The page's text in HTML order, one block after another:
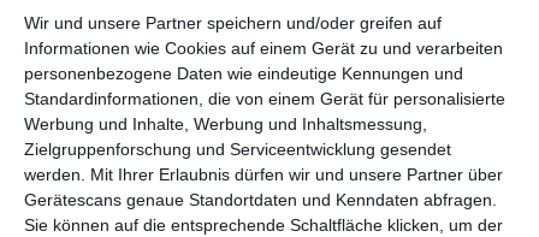
Wir und unsere Partner speichern und/oder greifen auf
Informationen wie Cookies auf einem Gerät zu und verarbeiten
personenbezogene Daten wie eindeutige Kennungen und
Standardinformationen, die von einem Gerät für personalisierte
Werbung und Inhalte, Werbung und Inhaltsmessung,
Zielgruppenforschung und Serviceentwicklung gesendet
werden. Mit Ihrer Erlaubnis dürfen wir und unsere Partner über
Gerätescans genaue Standortdaten und Kenndaten abfragen.
Sie können auf die entsprechende Schaltfläche klicken, um der
per E-Mail(kostenlos)
TEILEN
Facebook, Twitter, WhatsApp, ...